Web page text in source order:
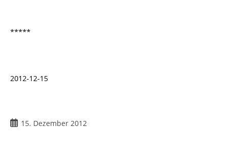
*****
2012-12-15
15. Dezember 2012